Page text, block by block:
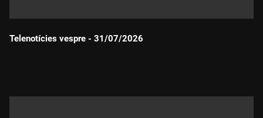
Telenotícies vespre - 31/07/2026